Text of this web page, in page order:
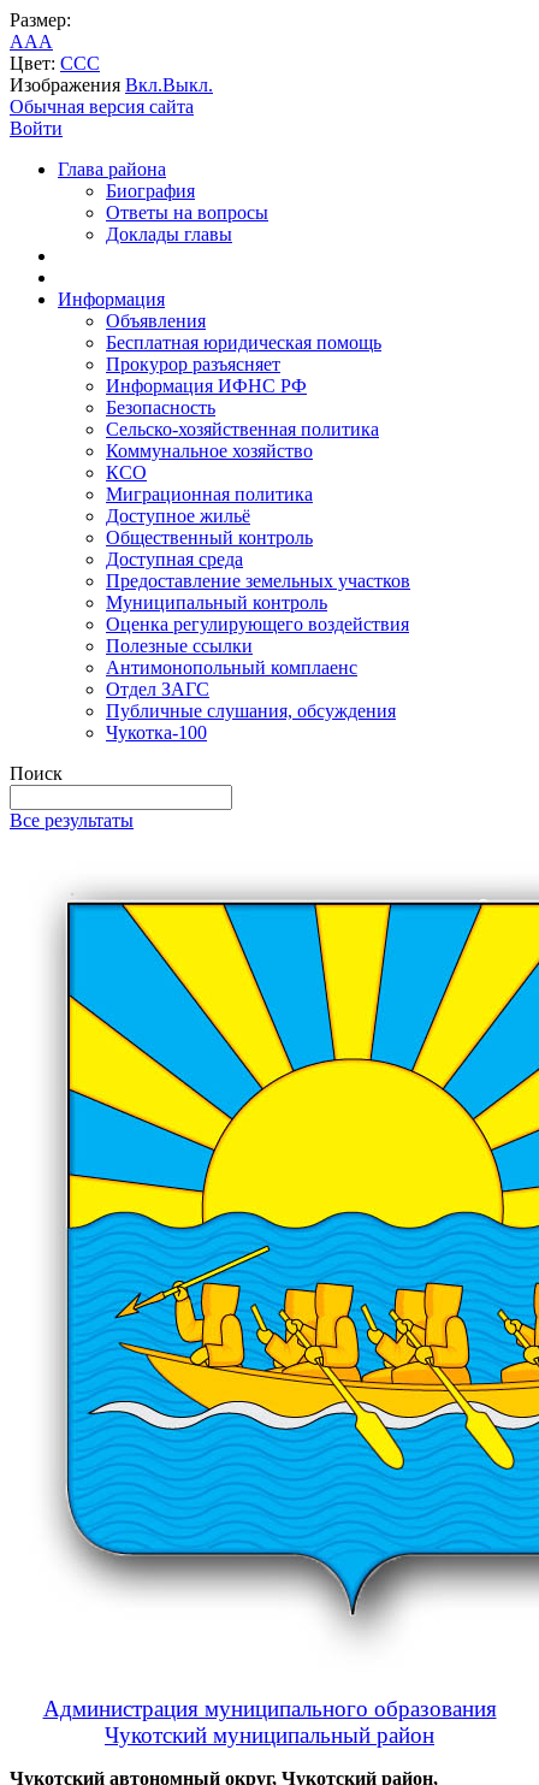
Размер:
AAA
Цвет: CCC
Изображения Вкл.Выкл.
Обычная версия сайта
Войти
Глава района
Биография
Ответы на вопросы
Доклады главы
Информация
Объявления
Бесплатная юридическая помощь
Прокурор разъясняет
Информация ИФНС РФ
Безопасность
Сельско-хозяйственная политика
Коммунальное хозяйство
КСО
Миграционная политика
Доступное жильё
Общественный контроль
Доступная среда
Предоставление земельных участков
Муниципальный контроль
Оценка регулирующего воздействия
Полезные ссылки
Антимонопольный комплаенс
Отдел ЗАГС
Публичные слушания, обсуждения
Чукотка-100
Поиск
Все результаты
Администрация муниципального образования
Чукотский муниципальный район
Чукотский автономный округ, Чукотский район,